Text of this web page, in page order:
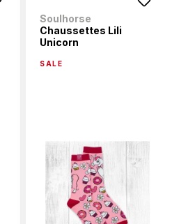
Soulhorse
Chaussettes Lili
Unicorn
SALE